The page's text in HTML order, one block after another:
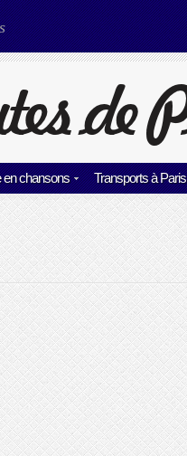
en chansons Transports à Paris